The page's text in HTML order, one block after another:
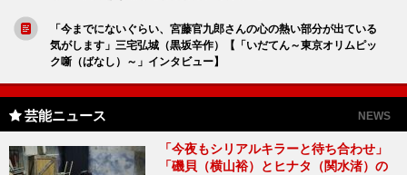
「今までにないぐらい、宮藤官九郎さんの心の熱い部分が出ている
気がします」三宅弘城（黒坂辛作）【「いだてん～東京オリムピッ
ク噺（ばなし）～」インタビュー】
芸能ニュース NEWS
「今夜もシリアルキラーと待ち合わせ」
「磯貝（横山裕）とヒナタ（関水渚）の